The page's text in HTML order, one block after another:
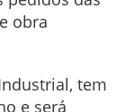
obra
tem
e será